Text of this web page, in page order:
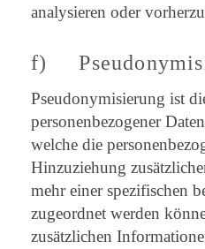
analysieren oder
f)
Pseudonymisierung ist
personenbezogener
welche die
Hinzuziehung
mehr einer spezifischen
zugeordnet werden
zusätzlichen